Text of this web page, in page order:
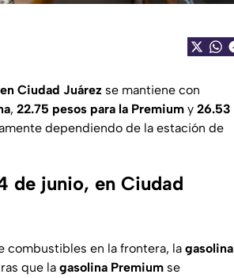
Ciudad Juárez se mantiene con
, 22.75 pesos para la Premium y 26.53
dependiendo de la estación de
de junio, en Ciudad
combustibles en la frontera, la gasolina
que la gasolina Premium se